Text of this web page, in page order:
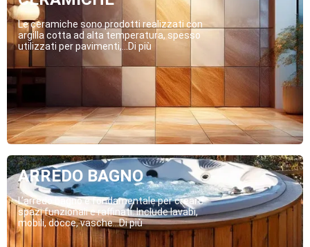
Le ceramiche sono prodotti realizzati con
argilla cotta ad alta temperatura, spesso
utilizzati per pavimenti,...Di più
ARREDO BAGNO
L’arredo bagno è fondamentale per creare
spazi funzionali e raffinati. Include lavabi,
mobili, docce, vasche...Di più